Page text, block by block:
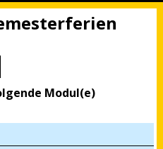
Modul(e)